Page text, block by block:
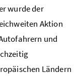
wurde der
Aktion
und
Ländern